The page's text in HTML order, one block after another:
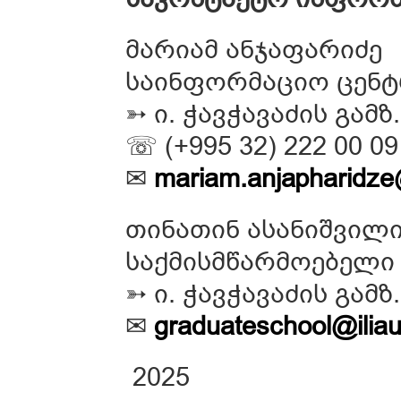
მარიამ ანჯაფარიძე
საინფორმაციო
➳ ი. ჭავჭავაძის
☏ (+995 32) 222 00
✉
თინათინ
საქმისმწარმოებელი
➳ ი. ჭავჭავაძის
✉
2025